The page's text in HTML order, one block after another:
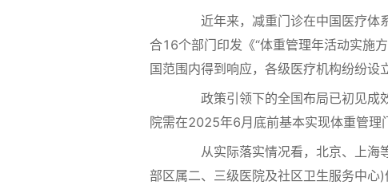
近年来，减重门诊在中国医疗体系
合16个部门印发《“体重管理年活动实施
国范围内得到响应，各级医疗机构纷纷设
政策引领下的全国布局已初见成
院需在2025年6月底前基本实现体重管理
从实际落实情况看，北京、上海等
部区属二、三级医院及社区卫生服务中